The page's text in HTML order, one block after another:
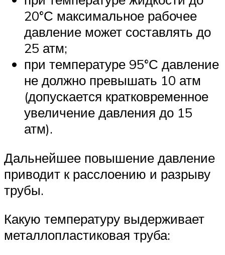
20°С максимальное рабочее
давление может составлять до
25 атм;
при температуре 95°С давление
не должно превышать 10 атм
(допускается кратковременное
увеличение давления до 15
атм).
Дальнейшее повышение давление
приводит к расслоению и разрыву
трубы.
Какую температуру выдерживает
металлопластиковая труба: